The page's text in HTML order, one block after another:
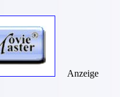
Anzeige